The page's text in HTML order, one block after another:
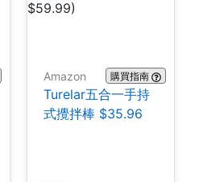
Amazon 購買指南
Turelar五合一手持
式攪拌棒 $35.96